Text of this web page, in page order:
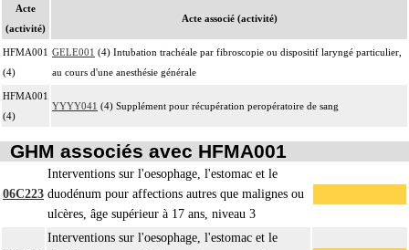
Acte
(activité)
Acte associé (activité)
HFMA001
(4)
GELE001 (4) Intubation trachéale par fibroscopie ou dispositif laryngé particulier,
au cours d'une anesthésie générale
HFMA001
(4)
YYYY041 (4) Supplément pour récupération peropératoire de sang
GHM associés avec HFMA001
06C223
Interventions sur l'oesophage, l'estomac et le
duodénum pour affections autres que malignes ou
ulcères, âge supérieur à 17 ans, niveau 3
Interventions sur l'oesophage, l'estomac et le